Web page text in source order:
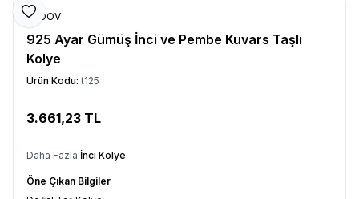
Favoriye Ekle
VAOOV
925 Ayar Gümüş İnci ve Pembe Kuvars Taşlı
Kolye
Ürün Kodu: t125
3.661,23 TL
Daha Fazla İnci Kolye
Öne Çıkan Bilgiler